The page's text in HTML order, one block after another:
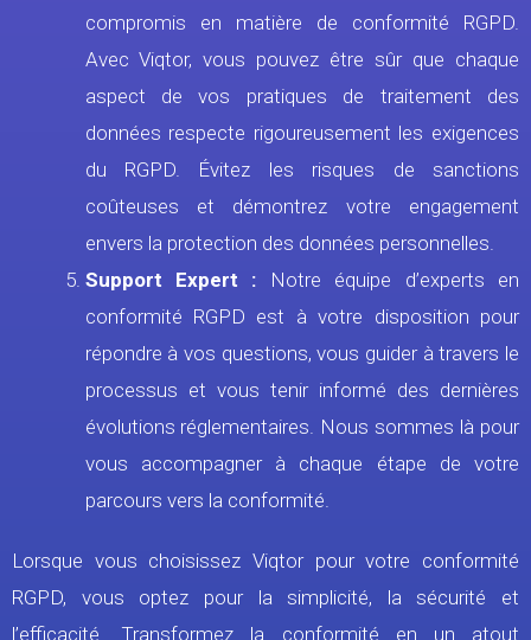
compromis en matière de conformité RGPD.
Avec Viqtor, vous pouvez être sûr que chaque
aspect de vos pratiques de traitement des
données respecte rigoureusement les exigences
du RGPD. Évitez les risques de sanctions
coûteuses et démontrez votre engagement
envers la protection des données personnelles.
Support Expert : Notre équipe d’experts en
conformité RGPD est à votre disposition pour
répondre à vos questions, vous guider à travers le
processus et vous tenir informé des dernières
évolutions réglementaires. Nous sommes là pour
vous accompagner à chaque étape de votre
parcours vers la conformité.
Lorsque vous choisissez Viqtor pour votre conformité
RGPD, vous optez pour la simplicité, la sécurité et
l’efficacité. Transformez la conformité en un atout